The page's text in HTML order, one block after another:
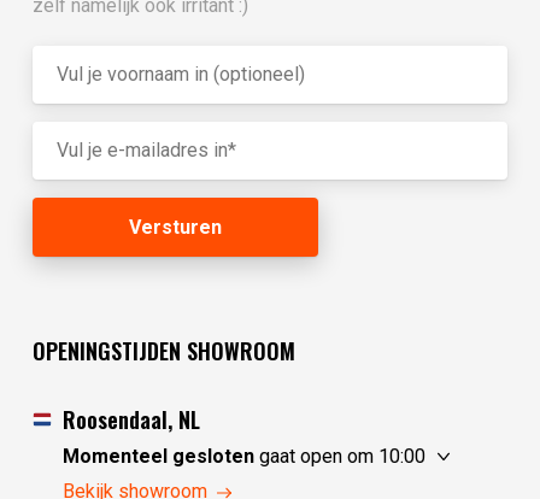
zelf namelijk ook irritant :)
OPENINGSTIJDEN SHOWROOM
Roosendaal, NL
Momenteel geslotengaat open om 10:00
zondag
Bekijk showroom